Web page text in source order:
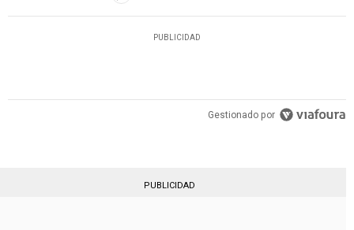
PUBLICIDAD
Gestionado por
PUBLICIDAD